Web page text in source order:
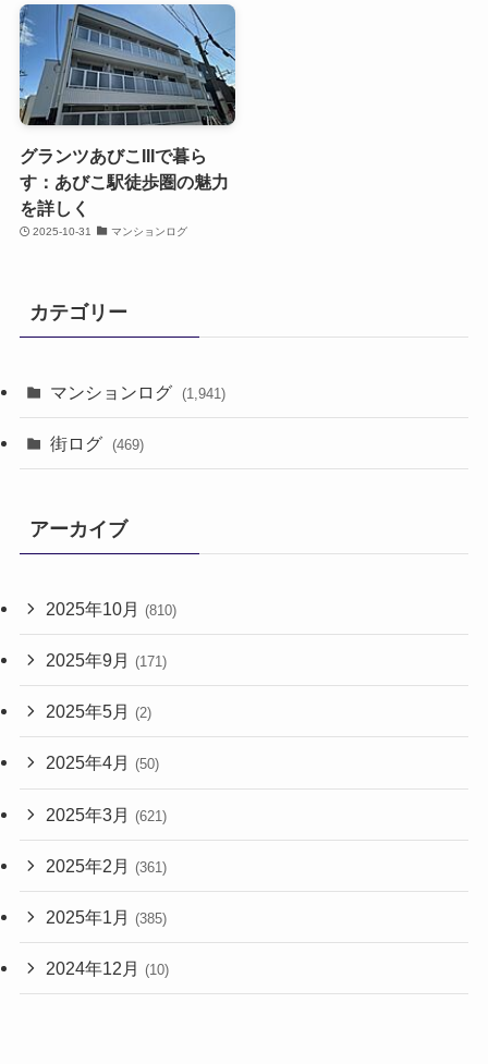
グランツあびこIIIで暮ら
す：あびこ駅徒歩圏の魅力
を詳しく
2025-10-31 マンションログ
カテゴリー
マンションログ (1,941)
街ログ (469)
アーカイブ
2025年10月 (810)
2025年9月 (171)
2025年5月 (2)
2025年4月 (50)
2025年3月 (621)
2025年2月 (361)
2025年1月 (385)
2024年12月 (10)